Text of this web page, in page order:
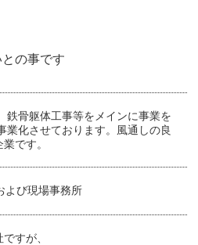
の事です
鉄骨躯体工事等をメインに事業を
業化させております。風通しの良
です。
び現場事務所
すが、